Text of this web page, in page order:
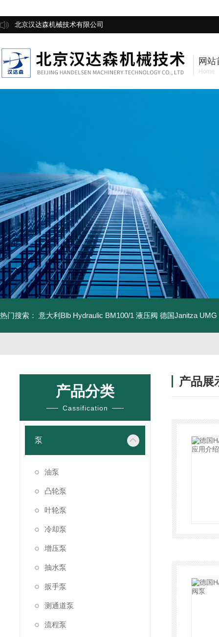
北京汉达森机械技术有限公司
网站
Home
热门搜索： 意大利Blb Hydraulic BM100/1 液压阀 德国Janitza UMG
产品分类
Cassification
泵
油泵
凸轮泵
叶轮泵
冷却泵
增压泵
抽水泵
扳手泵
测通道泵
流程泵
产品展